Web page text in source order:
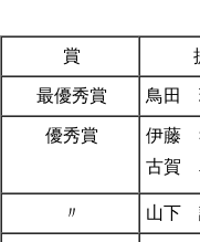
賞
最優秀賞 鳥田
優秀賞
伊藤
古賀
〃 山下